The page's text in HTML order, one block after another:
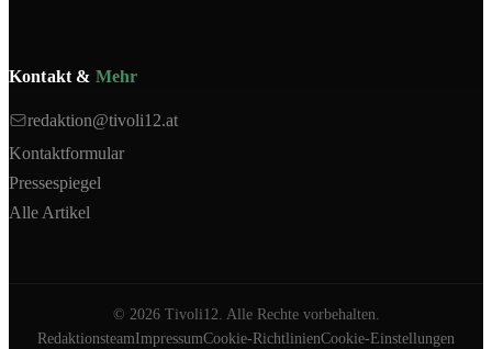
Kontakt & Mehr
redaktion@tivoli12.at
Kontaktformular
Pressespiegel
Alle Artikel
© 2026Tivoli12. Alle Rechte vorbehalten.
RedaktionsteamImpressumCookie-RichtlinienCookie-Einstellungen